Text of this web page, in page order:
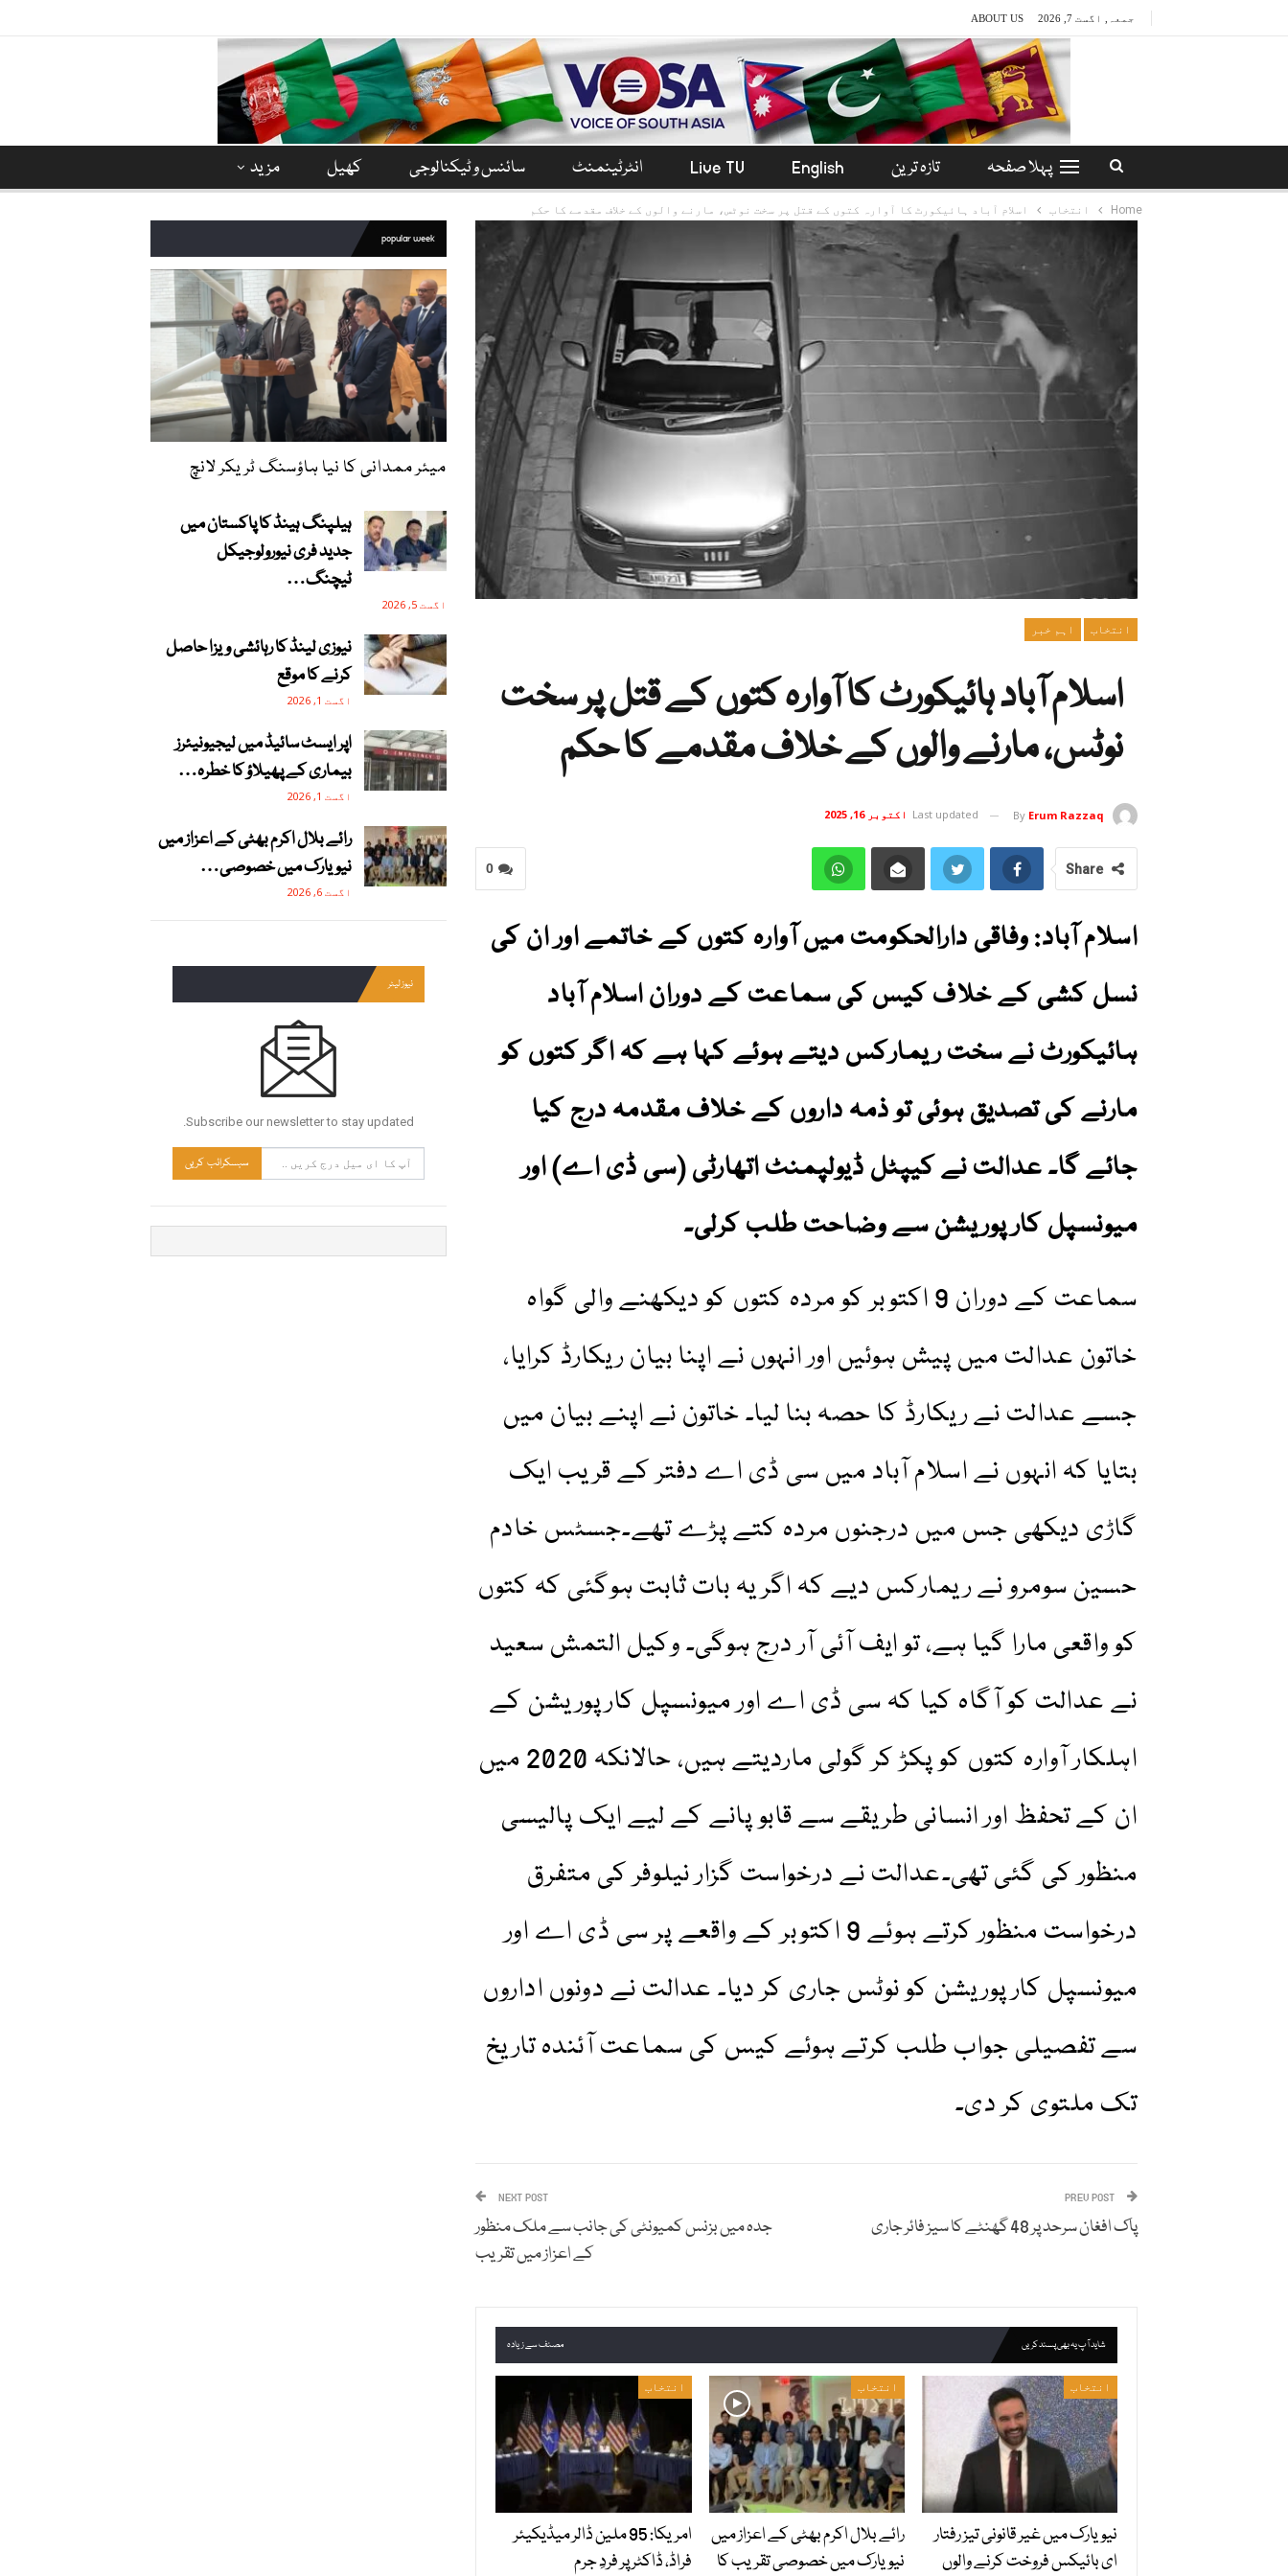
جمعہ, اگست 7, 2026 ABOUT US
پہلا صفحہ تازہ ترین English
Live TV انٹرٹینمنٹ سائنس و ٹیکنالوجی کھیل مزید
Home انتخاب اسلام آباد ہائیکورٹ کا آوارہ کتوں کے قتل پر سخت نوٹس، مارنے والوں کے خلاف مقدمے کا حکم
انتخاب اہم خبر
اسلام آباد ہائیکورٹ کا آوارہ کتوں کے قتل پر سخت
نوٹس، مارنے والوں کے خلاف مقدمے کا حکم
By Erum Razzaq
Last updated اکتوبر 16, 2025
0 Share
اسلام آباد: وفاقی دارالحکومت میں آوارہ کتوں کے خاتمے اور ان کی
نسل کشی کے خلاف کیس کی سماعت کے دوران اسلام آباد
ہائیکورٹ نے سخت ریمارکس دیتے ہوئے کہا ہے کہ اگر کتوں کو
مارنے کی تصدیق ہوئی تو ذمہ داروں کے خلاف مقدمہ درج کیا
جائے گا۔ عدالت نے کیپٹل ڈیولپمنٹ اتھارٹی (سی ڈی اے) اور
میونسپل کارپوریشن سے وضاحت طلب کرلی۔
سماعت کے دوران 9 اکتوبر کو مردہ کتوں کو دیکھنے والی گواہ
خاتون عدالت میں پیش ہوئیں اور انہوں نے اپنا بیان ریکارڈ کرایا،
جسے عدالت نے ریکارڈ کا حصہ بنا لیا۔ خاتون نے اپنے بیان میں
بتایا کہ انہوں نے اسلام آباد میں سی ڈی اے دفتر کے قریب ایک
گاڑی دیکھی جس میں درجنوں مردہ کتے پڑے تھے۔جسٹس خادم
حسین سومرو نے ریمارکس دیے کہ اگر یہ بات ثابت ہوگئی کہ کتوں
کو واقعی مارا گیا ہے، تو ایف آئی آر درج ہوگی۔ وکیل التمش سعید
نے عدالت کو آگاہ کیا کہ سی ڈی اے اور میونسپل کارپوریشن کے
اہلکار آوارہ کتوں کو پکڑ کر گولی ماردیتے ہیں، حالانکہ 2020 میں
ان کے تحفظ اور انسانی طریقے سے قابو پانے کے لیے ایک پالیسی
منظور کی گئی تھی۔عدالت نے درخواست گزار نیلوفر کی متفرق
درخواست منظور کرتے ہوئے 9 اکتوبر کے واقعے پر سی ڈی اے اور
میونسپل کارپوریشن کو نوٹس جاری کر دیا۔ عدالت نے دونوں اداروں
سے تفصیلی جواب طلب کرتے ہوئے کیس کی سماعت آئندہ تاریخ
تک ملتوی کر دی۔
پاک افغان سرحد پر 48 گھنٹے کا سیز فائر جاری
NEXT POST
جدہ میں بزنس کمیونٹی کی جانب سے ملک منظور
کے اعزاز میں تقریب
شاید آپ یہ بھی پسند کریں مصنف سے زیادہ
انتخاب
نیویارک میں غیر قانونی تیز رفتار
ای بائیکس فروخت کرنے والوں
انتخاب
رائے بلال اکرم بھٹی کے اعزاز میں
نیویارک میں خصوصی تقریب کا
انتخاب
امریکا: 95 ملین ڈالر میڈیکیئر
فراڈ، ڈاکٹر پر فردِ جرم
popular week
میئر ممدانی کا نیا ہاؤسنگ ٹریکر لانچ
ہیلپنگ ہینڈ کا پاکستان میں
جدید فری نیورولوجیکل
ٹیچنگ…
اگست 5, 2026
نیوزی لینڈ کا رہائشی ویزا حاصل
کرنے کا موقع
اگست 1, 2026
اپر ایسٹ سائیڈ میں لیجیونیئرز
بیماری کے پھیلاؤ کا خطرہ…
اگست 1, 2026
رائے بلال اکرم بھٹی کے اعزاز میں
نیویارک میں خصوصی…
اگست 6, 2026
نیوز لیٹر
Subscribe our newsletter to stay updated.
سبسکرائب کریں